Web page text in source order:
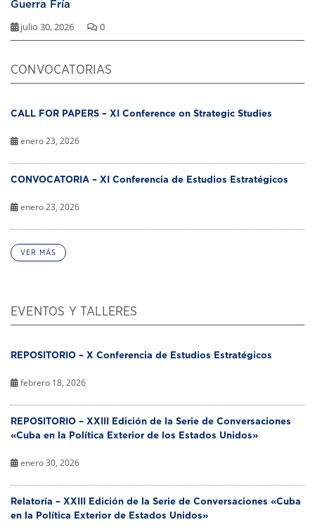
Guerra Fría
julio 30, 2026 0
CONVOCATORIAS
CALL FOR PAPERS – XI Conference on Strategic Studies
enero 23, 2026
CONVOCATORIA – XI Conferencia de Estudios Estratégicos
enero 23, 2026
VER MÁS
EVENTOS Y TALLERES
REPOSITORIO – X Conferencia de Estudios Estratégicos
febrero 18, 2026
REPOSITORIO – XXIII Edición de la Serie de Conversaciones
«Cuba en la Política Exterior de los Estados Unidos»
enero 30, 2026
Relatoría – XXIII Edición de la Serie de Conversaciones «Cuba
en la Política Exterior de Estados Unidos»